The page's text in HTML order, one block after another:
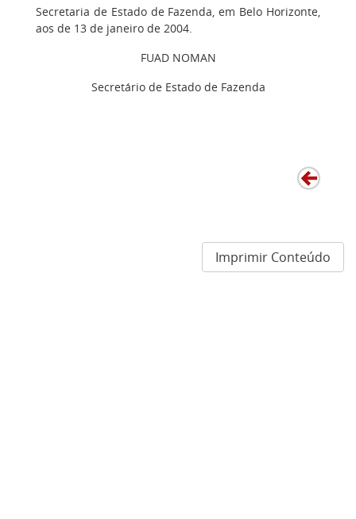
Secretaria de Estado de Fazenda, em Belo Horizonte,
aos de 13 de janeiro de 2004.
FUAD NOMAN
Secretário de Estado de Fazenda
Imprimir Conteúdo